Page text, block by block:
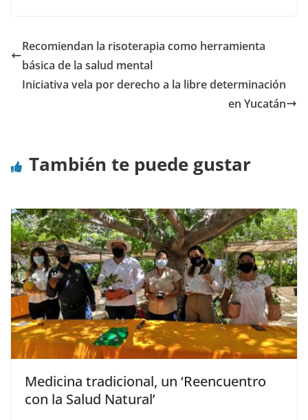
Recomiendan la risoterapia como herramienta
básica de la salud mental
Iniciativa vela por derecho a la libre determinación
en Yucatán
También te puede gustar
Medicina tradicional, un ‘Reencuentro
con la Salud Natural’